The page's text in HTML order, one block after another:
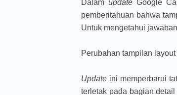
Dalamupdate Google
pemberitahuan bahwa
Untuk mengetahui
Perubahan tampilan
Update ini memperbarui
terletak pada bagian